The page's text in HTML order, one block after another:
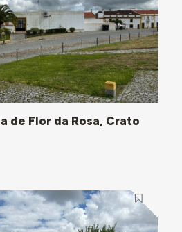
de Flor da Rosa, Crato